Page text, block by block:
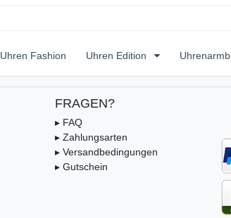
Uhren Fashion Uhren Edition
FRAGEN?
▸ FAQ
▸ Zahlungsarten
▸ Versandbedingungen
▸ Gutschein